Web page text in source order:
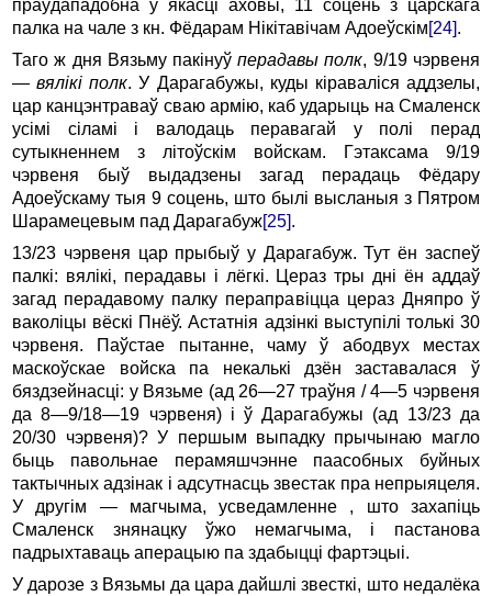
праўдападобна ў якасці аховы, 11 соцень з царскага
палка на чале з кн. Фёдарам Нікітавічам Адоеўскім[24].
Таго ж дня Вязьму пакінуўперадавы полк, 9/19 чэрвеня
—вялікі полк. У Дарагабужы, куды кіраваліся аддзелы,
цар канцэнтраваў сваю армію, каб ударыць на Смаленск
усімі сіламі і валодаць перавагай у полі перад
сутыкненнем з літоўскім войскам. Гэтаксама 9/19
чэрвеня быў выдадзены загад перадаць Фёдару
Адоеўскаму тыя 9 соцень, што былі высланыя з Пятром
Шарамецевым пад Дарагабуж[25].
13/23 чэрвеня цар прыбыў у Дарагабуж. Тут ён заспеў
палкі: вялікі, перадавы і лёгкі. Цераз тры дні ён аддаў
загад перадавому палку пераправіцца цераз Дняпро ў
ваколіцы вёскі Пнёў. Астатнія адзінкі выступілі толькі 30
чэрвеня. Паўстае пытанне, чаму ў абодвух местах
маскоўскае войска па некалькі дзён заставалася ў
бяздзейнасці: у Вязьме (ад 26—27 траўня / 4—5 чэрвеня
да 8—9/18—19 чэрвеня) і ў Дарагабужы (ад 13/23 да
20/30 чэрвеня)? У першым выпадку прычынаю магло
быць павольнае перамяшчэнне паасобных буйных
тактычных адзінак і адсутнасць звестак пра непрыяцеля.
У другім — магчыма, усведамленне , што захапіць
Смаленск знянацку ўжо немагчыма, і пастанова
падрыхтаваць аперацыю па здабыцці фартэцыі.
У дарозе з Вязьмы да цара дайшлі звесткі, што недалёка